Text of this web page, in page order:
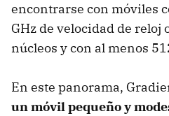
encontrarse con móviles
GHz de velocidad de reloj
núcleos y con al menos
En este panorama,
un móvil pequeño y